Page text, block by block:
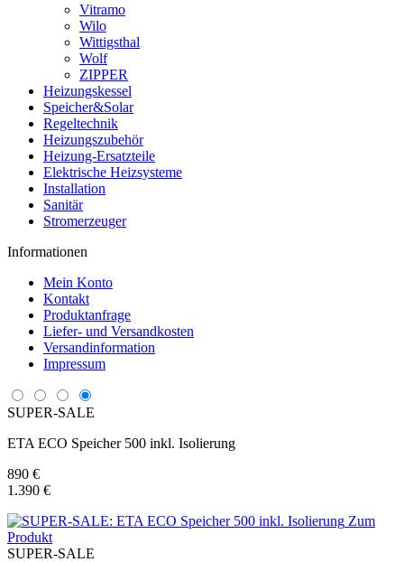
Vitramo
Wilo
Wittigsthal
Wolf
ZIPPER
Heizungskessel
Speicher&Solar
Regeltechnik
Heizungszubehör
Heizung-Ersatzteile
Elektrische Heizsysteme
Installation
Sanitär
Stromerzeuger
Informationen
Mein Konto
Kontakt
Produktanfrage
Liefer- und Versandkosten
Versandinformation
Impressum
SUPER-SALE
ETA ECO Speicher 500 inkl. Isolierung
890 €
1.390 €
Zum
Produkt
SUPER-SALE